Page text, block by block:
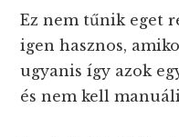
Ez nem tűnik eget
igen hasznos,
ugyanis így azok
és nem kell